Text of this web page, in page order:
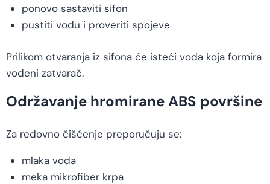
ponovo sastaviti sifon
pustiti vodu i proveriti spojeve
Prilikom otvaranja iz sifona će isteći voda koja formira
vodeni zatvarač.
Održavanje hromirane ABS površine
Za redovno čišćenje preporučuju se:
mlaka voda
meka mikrofiber krpa